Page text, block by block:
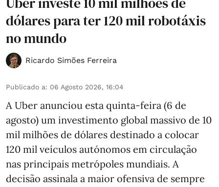
dólares para ter 120 mil robotáxis
no mundo
Ricardo Simões Ferreira
Publicado a: 06 Agosto 2026, 16:04
A Uber anunciou esta quinta-feira (6 de
agosto) um investimento global massivo de 10
mil milhões de dólares destinado a colocar
120 mil veículos autónomos em circulação
nas principais metrópoles mundiais. A
decisão assinala a maior ofensiva de sempre